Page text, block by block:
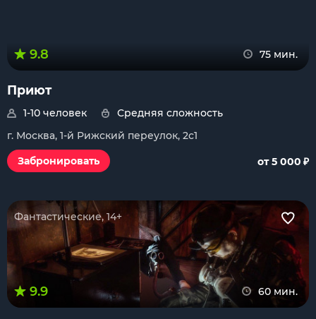
9.8 75 мин.
Приют
1-10 человек
Средняя сложность
г. Москва, 1-й Рижский переулок, 2с1
Забронировать
от 5 000 ₽
Фантастические, 14+
9.9 60 мин.